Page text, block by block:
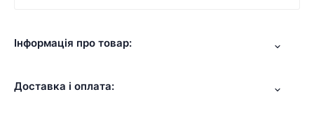
Інформація про товар:
Доставка і оплата: